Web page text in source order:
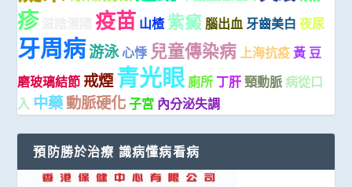
疹
疫苗 山楂 紫癜 腦出血 牙齒美白 夜尿
牙周病游泳心悸 兒童傳染病 上海抗疫 黃 豆
磨玻璃結節 戒煙青光眼 廁所 丁肝 頸動脈 病從口
入 中藥動脈硬化 子宮 內分泌失調
預防勝於治療 識病懂病看病